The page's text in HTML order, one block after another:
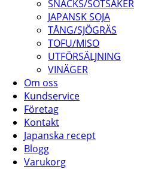
SNACKS/SÖTSAKER
JAPANSK SOJA
TÅNG/SJÖGRÄS
TOFU/MISO
UTFÖRSÄLJNING
VINÄGER
Om oss
Kundservice
Företag
Kontakt
Japanska recept
Blogg
Varukorg